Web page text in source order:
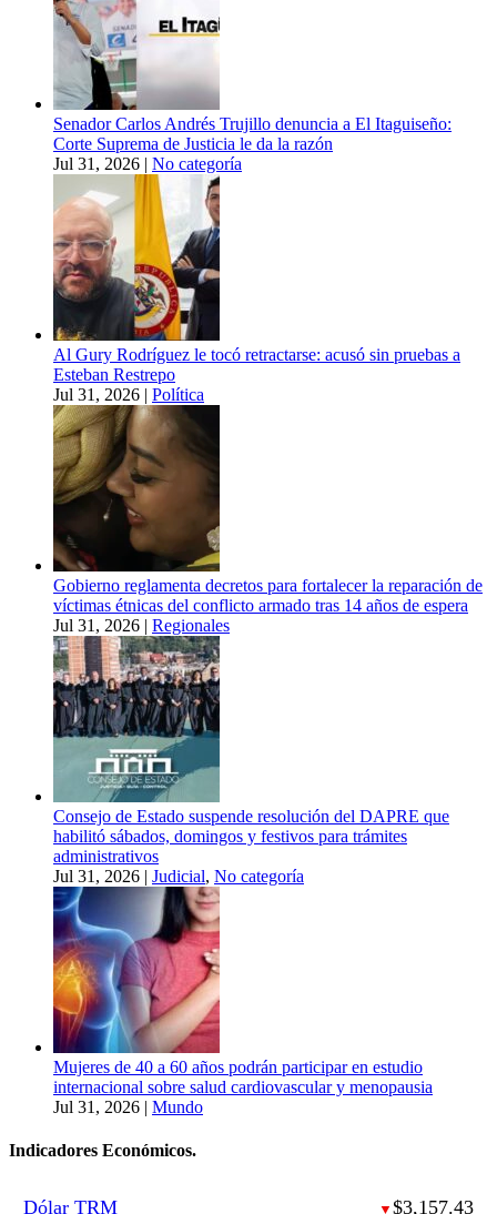
Senador Carlos Andrés Trujillo denuncia a El Itaguiseño:
Corte Suprema de Justicia le da la razón
Jul 31, 2026 | No categoría
Al Gury Rodríguez le tocó retractarse: acusó sin pruebas a
Esteban Restrepo
Jul 31, 2026 | Política
Gobierno reglamenta decretos para fortalecer la reparación de
víctimas étnicas del conflicto armado tras 14 años de espera
Jul 31, 2026 | Regionales
Consejo de Estado suspende resolución del DAPRE que
habilitó sábados, domingos y festivos para trámites
administrativos
Jul 31, 2026 | Judicial, No categoría
Mujeres de 40 a 60 años podrán participar en estudio
internacional sobre salud cardiovascular y menopausia
Jul 31, 2026 | Mundo
Indicadores Económicos.
Dólar TRM ▼ $3,157.43